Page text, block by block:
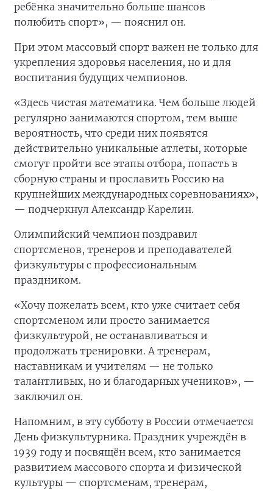
ребёнка значительно больше шансов
полюбить спорт», — пояснил он.
При этом массовый спорт важен не только для
укрепления здоровья населения, но и для
воспитания будущих чемпионов.
«Здесь чистая математика. Чем больше людей
регулярно занимаются спортом, тем выше
вероятность, что среди них появятся
действительно уникальные атлеты, которые
смогут пройти все этапы отбора, попасть в
сборную страны и прославить Россию на
крупнейших международных соревнованиях»,
— подчеркнул Александр Карелин.
Олимпийский чемпион поздравил
спортсменов, тренеров и преподавателей
физкультуры с профессиональным
праздником.
«Хочу пожелать всем, кто уже считает себя
спортсменом или просто занимается
физкультурой, не останавливаться и
продолжать тренировки. А тренерам,
наставникам и учителям — не только
талантливых, но и благодарных учеников», —
заключил он.
Напомним, в эту субботу в России отмечается
День физкультурника. Праздник учреждён в
1939 году и посвящён всем, кто занимается
развитием массового спорта и физической
культуры — спортсменам, тренерам,